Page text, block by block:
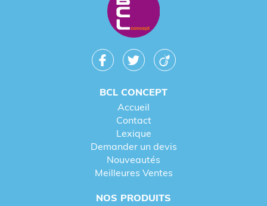
BCL CONCEPT
Accueil
Contact
Lexique
Demander un devis
Nouveautés
Meilleures Ventes
NOS PRODUITS